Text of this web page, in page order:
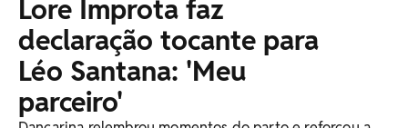
Lore Improta faz
declaração tocante para
Léo Santana: 'Meu
parceiro'